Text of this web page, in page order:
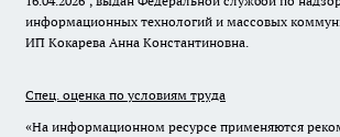
информационных технологий и массовых
ИП Кокарева Анна Константиновна.
Спец. оценка по условиям труда
«На информационном ресурсе применяются